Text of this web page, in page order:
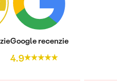
Google recenzie
4.9